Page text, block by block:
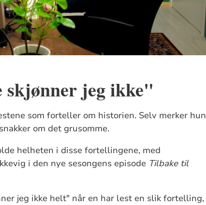
jeg ikke"
som forteller om historien. Selv merker hun
om det grusomme.
helheten i disse fortellingene, med
i den nye sesongens episode Tilbake til
jeg ikke helt" når en har lest en slik fortelling,